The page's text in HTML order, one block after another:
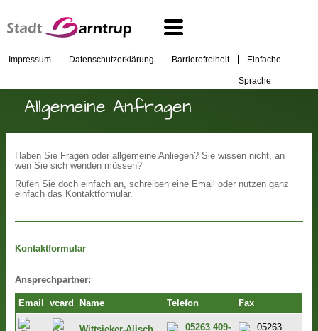
Impressum Datenschutzerklärung Barrierefreiheit Einfache
Sprache
Allgemeine Anfragen
Haben Sie Fragen oder allgemeine Anliegen? Sie wissen nicht, an
wen Sie sich wenden müssen?
Rufen Sie doch einfach an, schreiben eine Email oder nutzen ganz
einfach das Kontaktformular.
Kontaktformular
Ansprechpartner:
Email vcard Name Telefon Fax
05263 409-
05263